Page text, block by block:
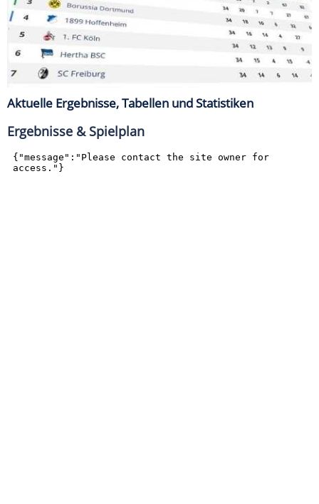
Aktuelle Ergebnisse, Tabellen und Statistiken
Ergebnisse & Spielplan